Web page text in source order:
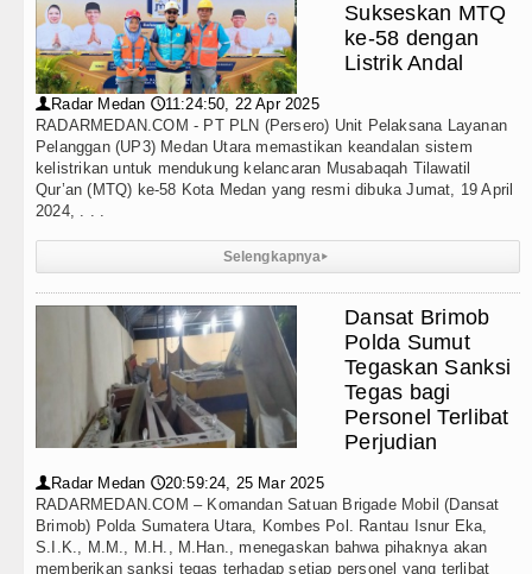
Sukseskan MTQ
ke-58 dengan
Listrik Andal
👤 Radar Medan 🕔11:24:50, 22 Apr 2025
RADARMEDAN.COM - PT PLN (Persero) Unit Pelaksana Layanan
Pelanggan (UP3) Medan Utara memastikan keandalan sistem
kelistrikan untuk mendukung kelancaran Musabaqah Tilawatil
Qur’an (MTQ) ke-58 Kota Medan yang resmi dibuka Jumat, 19 April
2024, . . .
Selengkapnya▸
Dansat Brimob
Polda Sumut
Tegaskan Sanksi
Tegas bagi
Personel Terlibat
Perjudian
👤 Radar Medan 🕔20:59:24, 25 Mar 2025
RADARMEDAN.COM – Komandan Satuan Brigade Mobil (Dansat
Brimob) Polda Sumatera Utara, Kombes Pol. Rantau Isnur Eka,
S.I.K., M.M., M.H., M.Han., menegaskan bahwa pihaknya akan
memberikan sanksi tegas terhadap setiap personel yang terlibat